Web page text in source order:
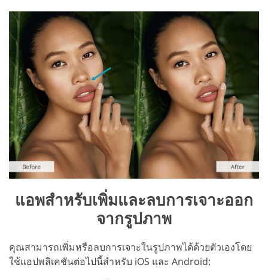
แอพสำหรับเพิ่มและลบการเจาะออก
จากรูปภาพ
คุณสามารถเพิ่มหรือลบการเจาะในรูปภาพได้ด้วยตัวเองโดย
ใช้แอปพลิเคชันต่อไปนี้สำหรับ iOS และ Android: